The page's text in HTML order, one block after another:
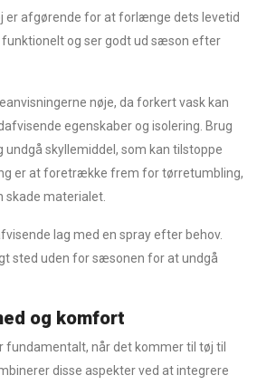
er afgørende for at forlænge dets levetid
funktionelt og ser godt ud sæson efter
nøje, da forkert vask kan
egenskaber og isolering. Brug
undgå skyllemiddel, som kan tilstoppe
er at foretrække frem for tørretumbling,
skade materialet.
lag med en spray efter behov.
sted uden for sæsonen for at undgå
og komfort
fundamentalt, når det kommer til tøj til
disse aspekter ved at integrere